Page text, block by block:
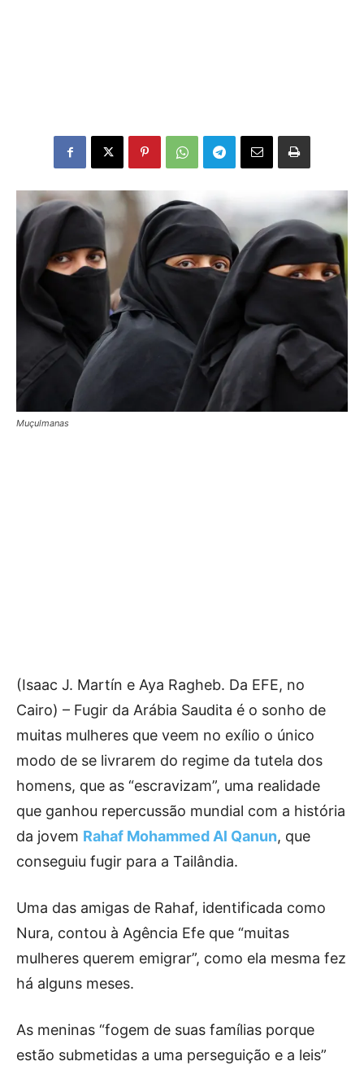
Muçulmanas
(Isaac J. Martín e Aya Ragheb. Da EFE, no
Cairo) – Fugir da Arábia Saudita é o sonho de
muitas mulheres que veem no exílio o único
modo de se livrarem do regime da tutela dos
homens, que as “escravizam”, uma realidade
que ganhou repercussão mundial com a história
da jovem Rahaf Mohammed Al Qanun, que
conseguiu fugir para a Tailândia.
Uma das amigas de Rahaf, identificada como
Nura, contou à Agência Efe que “muitas
mulheres querem emigrar”, como ela mesma fez
há alguns meses.
As meninas “fogem de suas famílias porque
estão submetidas a uma perseguição e a leis”